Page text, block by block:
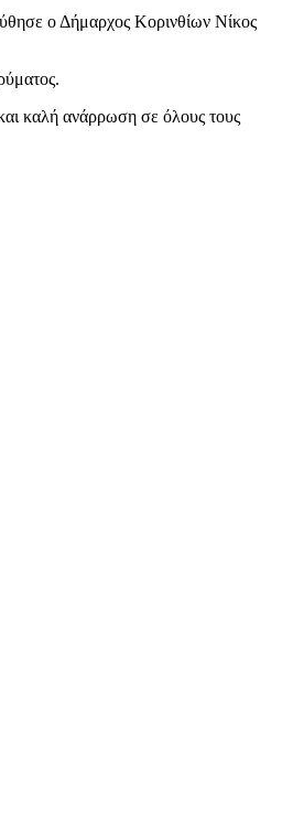
ο Δήμαρχος Κορινθίων Νίκος
καλή ανάρρωση σε όλους τους